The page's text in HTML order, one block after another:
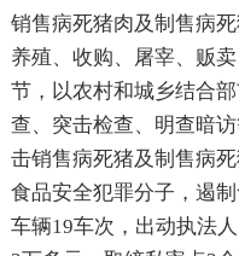
销售病死猪肉及制售病
养殖、收购、屠宰、贩
节，以农村和城乡结合
查、突击检查、明查暗
击销售病死猪及制售病
食品安全犯罪分子，遏
车辆19车次，出动执法